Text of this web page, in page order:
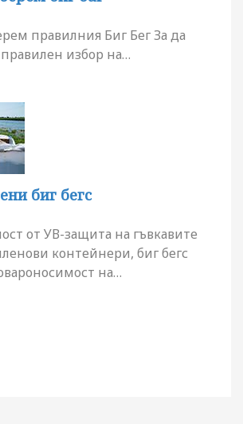
правилния Биг Бег За да
избор на…
биг бегс
от УВ-защита на гъвкавите
контейнери, биг бегс
на…